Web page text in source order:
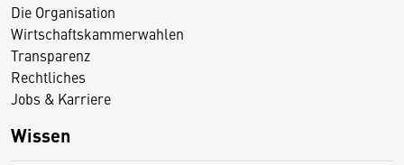
Die Organisation
Wirtschaftskammerwahlen
Transparenz
Rechtliches
Jobs & Karriere
Wissen